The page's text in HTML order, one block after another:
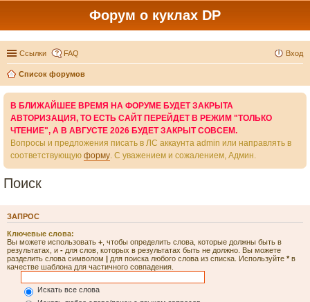
Форум о куклах DP
Ссылки FAQ Вход
Список форумов
В БЛИЖАЙШЕЕ ВРЕМЯ НА ФОРУМЕ БУДЕТ ЗАКРЫТА
АВТОРИЗАЦИЯ, ТО ЕСТЬ САЙТ ПЕРЕЙДЕТ В РЕЖИМ "ТОЛЬКО
ЧТЕНИЕ", А В АВГУСТЕ 2026 БУДЕТ ЗАКРЫТ СОВСЕМ.
Вопросы и предложения писать в ЛС аккаунта admin или направлять в
соответствующую форму. С уважением и сожалением, Админ.
Поиск
ЗАПРОС
Ключевые слова:
Вы можете использовать + , чтобы определить слова, которые должны быть в
результатах, и - для слов, которых в результатах быть не должно. Вы можете
разделить слова символом | для поиска любого слова из списка. Используйте *в
качестве шаблона для частичного совпадения.
Искать все слова